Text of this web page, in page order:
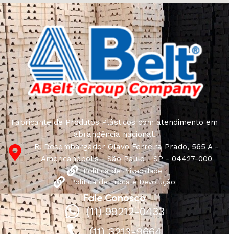
Fabricante de Produtos Plásticos com atendimento em
abrangência nacional!
R. Desembargador Olavo Ferreira Prado, 565 A -
Americanópolis - São Paulo - SP - 04427-000
Política de Privacidade
Política de Troca e Devolução
Fale Conosco
(11) 99212-0433